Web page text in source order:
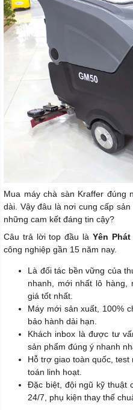
Mua máy chà sàn Kraffer đúng
dài. Vậy đâu là nơi cung cấp
những cam kết đáng tin cậy?
Câu trả lời top đầu là Yên Phát
công nghiệp gần 15 năm nay.
Là đối tác bền vững của
nhanh, mới nhất lô hàng,
giá tốt nhất.
Máy mới sản xuất, 100%
bảo hành dài hạn.
Khách inbox là được tư
sản phẩm đúng ý nhanh
Hỗ trợ giao toàn quốc, test
toán linh hoạt.
Đặc biệt, đội ngũ kỹ thuật
24/7, phụ kiện thay thế